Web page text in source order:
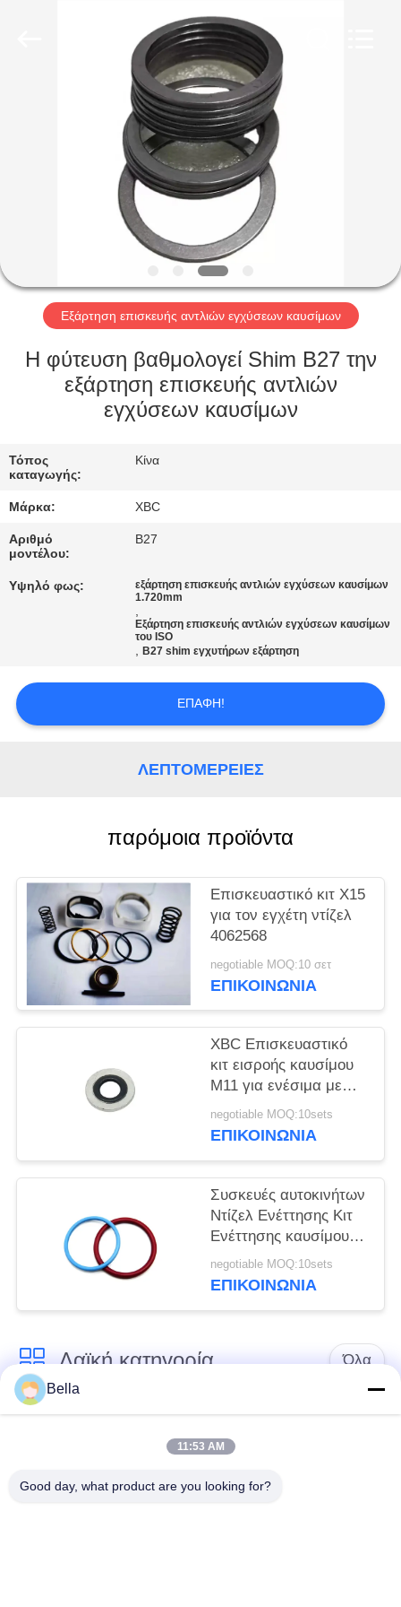
ΠΡΟΪΌΝΤΑ
ΠΕΡΊΠΟΥ
ΕΜΕΊΣ
ΓΎΡΟΣ
ΕΡΓΟΣΤΑΣΊΩΝ
ΈΛΕΓΧΟΣ
ΜΑΣ
ΕΛΆΤΕ
ΣΕ
ΕΙΔΉΣΕΙΣ
Εξάρτηση επισκευής αντλιών εγχύσεων καυσίμων
Η φύτευση βαθμολογεί Shim B27 την
εξάρτηση επισκευής αντλιών
εγχύσεων καυσίμων
Τόπος
καταγωγής:
Κίνα
Μάρκα: XBC
Αριθμό
μοντέλου:
B27
Υψηλό φως:
εξάρτηση επισκευής αντλιών εγχύσεων καυσίμων
1.720mm
,
Εξάρτηση επισκευής αντλιών εγχύσεων καυσίμων
του ISO
,B27 shim εγχυτήρων εξάρτηση
ΕΠΑΦΉ!
ΛΕΠΤΟΜΈΡΕΙΕΣ
παρόμοια προϊόντα
Επισκευαστικό κιτ X15
για τον εγχέτη ντίζελ
4062568
negotiable MOQ:10 σετ
ΕΠΙΚΟΙΝΩΝΙΑ
XBC Επισκευαστικό
κιτ εισροής καυσίμου
M11 για ενέσιμα με
συρματόπλεγμα και
χάλυβα
negotiable MOQ:10sets
ΕΠΙΚΟΙΝΩΝΙΑ
Συσκευές αυτοκινήτων
Ντίζελ Ενέττησης Κιτ
Ενέττησης καυσίμου
Κιτ επισκευής για C13
C15 O-ring
negotiable MOQ:10sets
ΕΠΙΚΟΙΝΩΝΙΑ
Λαϊκή κατηγορία Όλα
Κοινό ακροφύσιο
ραγών
Κοινή βαλβίδα
Κοινός εγχυτήρας
Bella
11:53 AM
Good day, what product are you looking for?